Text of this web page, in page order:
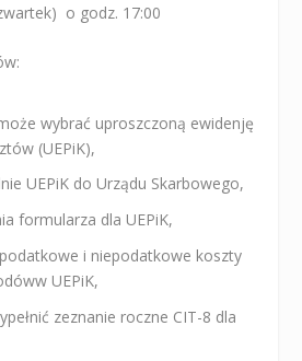
o godz. 17:00
wybrać uproszczoną ewidenję
(UEPiK),
UEPiK do Urządu Skarbowego,
formularza dla UEPiK,
i niepodatkowe koszty
UEPiK,
zeznanie roczne CIT-8 dla